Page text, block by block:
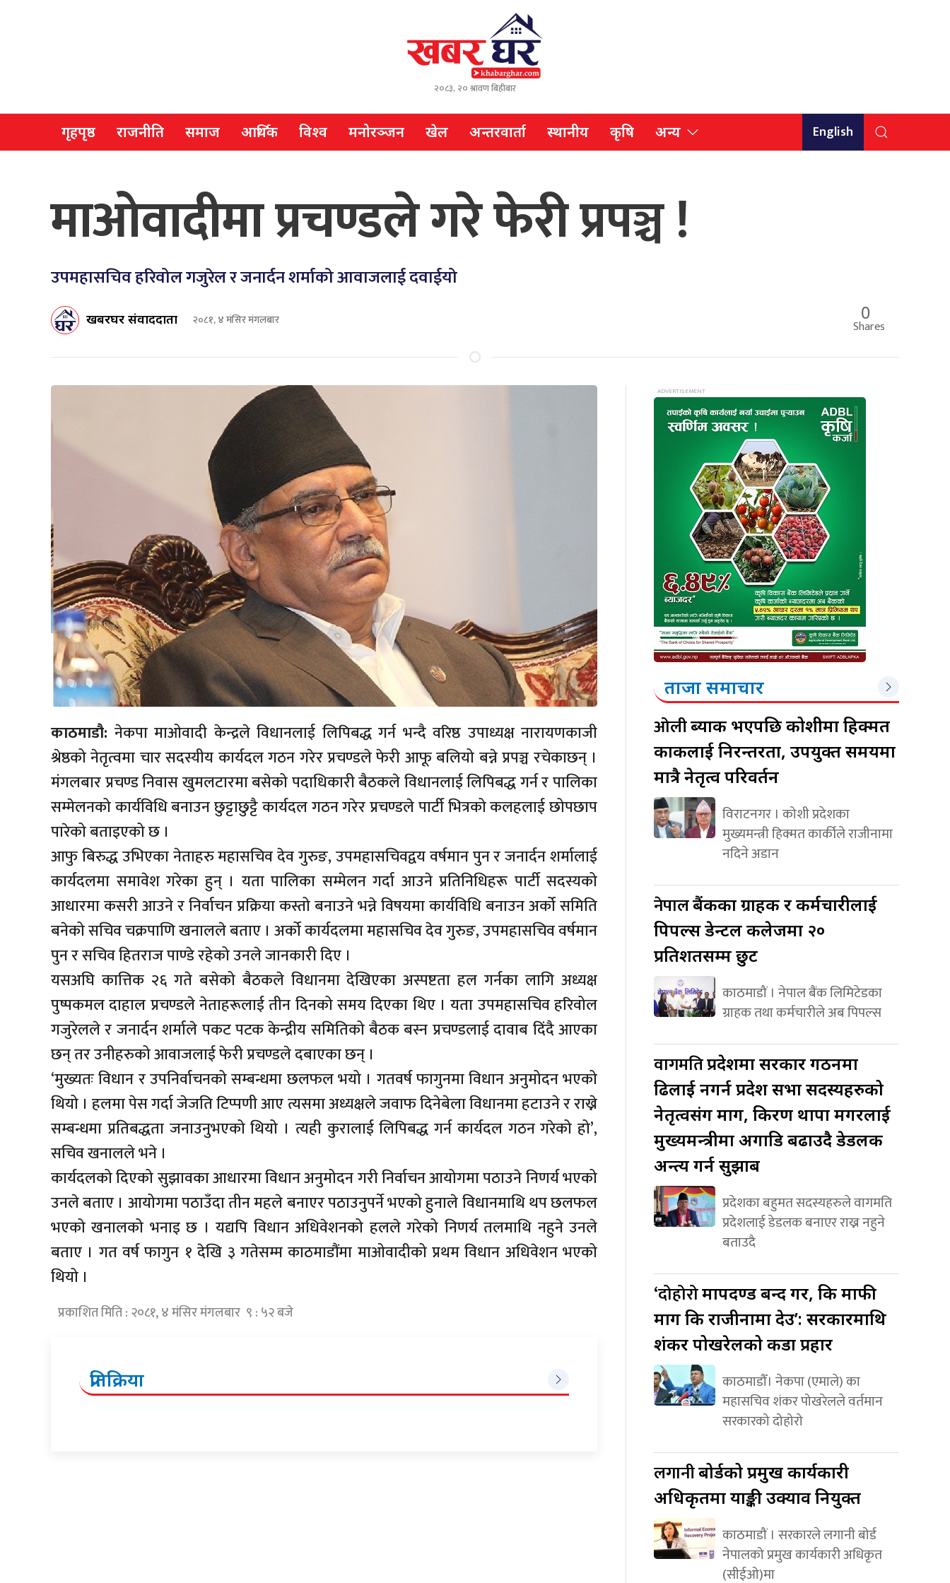
२०८३, २० श्रावण बिहीबार
गृहपृष्ठ राजनीति समाज आर्थिक विश्व मनोरञ्जन खेल अन्तरवार्ता स्थानीय कृषि अन्य English
माओवादीमा प्रचण्डले गरे फेरी प्रपञ्च !
उपमहासचिव हरिवोल गजुरेल र जनार्दन शर्माको आवाजलाई दवाईयो
खबरघर संवाददाता २०८१, ४ मंसिर मंगलबार 0
Shares
काठमाडौ: नेकपा माओवादी केन्द्रले विधानलाई लिपिबद्ध गर्न भन्दै वरिष्ठ उपाध्यक्ष नारायणकाजी
श्रेष्ठको नेतृत्वमा चार सदस्यीय कार्यदल गठन गरेर प्रचण्डले फेरी आफू बलियो बन्ने प्रपञ्च रचेकाछन् ।
मंगलबार प्रचण्ड निवास खुमलटारमा बसेको पदाधिकारी बैठकले विधानलाई लिपिबद्ध गर्न र पालिका
सम्मेलनको कार्यविधि बनाउन छुट्टाछुट्टै कार्यदल गठन गरेर प्रचण्डले पार्टी भित्रको कलहलाई छोपछाप
पारेको बताइएको छ ।
आफु बिरुद्ध उभिएका नेताहरु महासचिव देव गुरुङ, उपमहासचिवद्वय वर्षमान पुन र जनार्दन शर्मालाई
कार्यदलमा समावेश गरेका हुन् । यता पालिका सम्मेलन गर्दा आउने प्रतिनिधिहरू पार्टी सदस्यको
आधारमा कसरी आउने र निर्वाचन प्रक्रिया कस्तो बनाउने भन्ने विषयमा कार्यविधि बनाउन अर्को समिति
बनेको सचिव चक्रपाणि खनालले बताए । अर्को कार्यदलमा महासचिव देव गुरुङ, उपमहासचिव वर्षमान
पुन र सचिव हितराज पाण्डे रहेको उनले जानकारी दिए ।
यसअघि कात्तिक २६ गते बसेको बैठकले विधानमा देखिएका अस्पष्टता हल गर्नका लागि अध्यक्ष
पुष्पकमल दाहाल प्रचण्डले नेताहरूलाई तीन दिनको समय दिएका थिए । यता उपमहासचिव हरिवोल
गजुरेलले र जनार्दन शर्माले पकट पटक केन्द्रीय समितिको बैठक बस्न प्रचण्डलाई दावाब दिंदै आएका
छन् तर उनीहरुको आवाजलाई फेरी प्रचण्डले दबाएका छन् ।
‘मुख्यतः विधान र उपनिर्वाचनको सम्बन्धमा छलफल भयो । गतवर्ष फागुनमा विधान अनुमोदन भएको
थियो । हलमा पेस गर्दा जेजति टिप्पणी आए त्यसमा अध्यक्षले जवाफ दिनेबेला विधानमा हटाउने र राख्ने
सम्बन्धमा प्रतिबद्धता जनाउनुभएको थियो । त्यही कुरालाई लिपिबद्ध गर्न कार्यदल गठन गरेको हो’,
सचिव खनालले भने ।
कार्यदलको दिएको सुझावका आधारमा विधान अनुमोदन गरी निर्वाचन आयोगमा पठाउने निणर्य भएको
उनले बताए । आयोगमा पठाउँदा तीन महले बनाएर पठाउनुपर्ने भएको हुनाले विधानमाथि थप छलफल
भएको खनालको भनाइ छ । यद्यपि विधान अधिवेशनको हलले गरेको निणर्य तलमाथि नहुने उनले
बताए । गत वर्ष फागुन १ देखि ३ गतेसम्म काठमाडौंमा माओवादीको प्रथम विधान अधिवेशन भएको
थियो ।
प्रकाशित मिति : २०८१, ४ मंसिर मंगलबार ९ : ५२ बजे
प्रतिक्रिया
ताजा समाचार
ओलीब्याक भएपछि कोशीमा हिक्मत
कार्कीलाई निरन्तरता, उपयुक्त समयमा
मात्रै नेतृत्व परिवर्तन
विराटनगर । कोशी प्रदेशका
मुख्यमन्त्री हिक्मत कार्कीले राजीनामा
नदिने अडान
नेपालबैंकका ग्राहक र कर्मचारीलाई
पिपल्स डेन्टल कलेजमा २०
प्रतिशतसम्म छुट
काठमाडौं । नेपाल बैंक लिमिटेडका
ग्राहक तथा कर्मचारीले अब पिपल्स
वागमतिप्रदेशमा सरकार गठनमा
ढिलाई नगर्न प्रदेश सभा सदस्यहरुको
नेतृत्वसंग माग, किरण थापा मगरलाई
मुख्यमन्त्रीमा अगाडि बढाउदै डेडलक
अन्त्य गर्न सुझाब
प्रदेशका बहुमत सदस्यहरुले वागमति
प्रदेशलाई डेडलक बनाएर राख्न नहुने
बताउदै
‘दोहोरोमापदण्ड बन्द गर, कि माफी
माग कि राजीनामा देउ’: सरकारमाथि
शंकर पोखरेलको कडा प्रहार
काठमाडौँ। नेकपा (एमाले) का
महासचिव शंकर पोखरेलले वर्तमान
सरकारको दोहोरो
लगानीबोर्डको प्रमुख कार्यकारी
अधिकृतमा याङ्की उक्याव नियुक्त
काठमाडौं । सरकारले लगानी बोर्ड
नेपालको प्रमुख कार्यकारी अधिकृत
(सीईओ)मा